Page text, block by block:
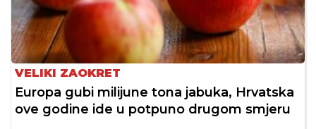
VELIKI ZAOKRET
Europa gubi milijune tona jabuka, Hrvatska
ove godine ide u potpuno drugom smjeru